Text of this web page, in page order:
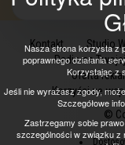
Kontakt Studio
Radio na
Oferta
Korzyści ze
©
Nasza strona korzysta z
poprawnego działania
Korzystając z
Jeśli nie wyrażasz zgody,
Szczegółowe
Zastrzegamy sobie
szczególności w związku z